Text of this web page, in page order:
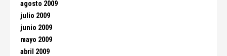
agosto 2009
julio 2009
junio 2009
mayo 2009
abril 2009